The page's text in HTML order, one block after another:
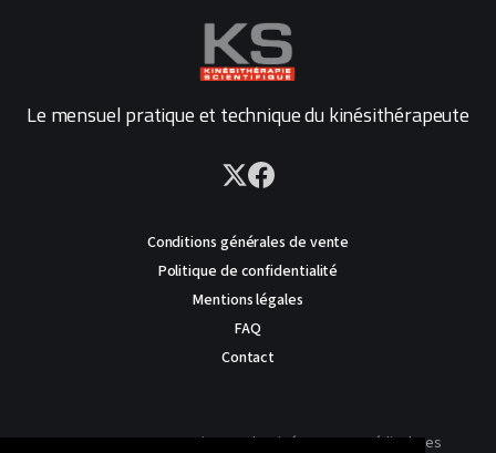
Le mensuel pratique et technique du kinésithérapeute
Conditions générales de vente
Politique de confidentialité
Mentions légales
FAQ
Contact
AVERTISSEMENT : Ce site est destiné au corps médical. Les